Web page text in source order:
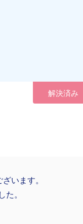
解決済み
います。
。